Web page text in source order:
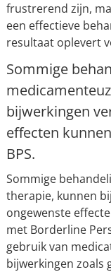
frustrerend zijn,
een effectieve
resultaat oplevert
Sommige
bijwerkingen
effecten
BPS.
Sommige
therapie, kunnen
ongewenste
met Borderline
gebruik van
bijwerkingen zoals